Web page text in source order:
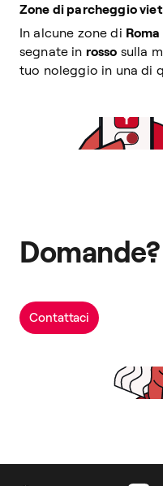
Zone di parcheggio
In alcune zone di Roma
segnate in rosso sulla
tuo noleggio in una di
Domande?
Contattaci